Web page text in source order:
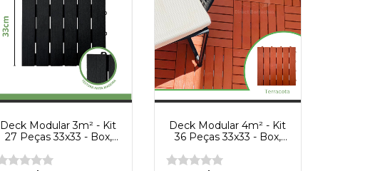
Deck Modular 3m² - Kit
27 Peças 33x33 - Box,
Deck Modular 4m² - Kit
36 Peças 33x33 - Box,